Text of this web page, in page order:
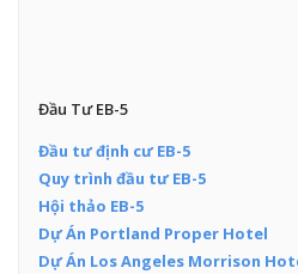
Đầu Tư EB-5
Đầu tư định cư EB-5
Quy trình đầu tư EB-5
Hội thảo EB-5
Dự Án Portland Proper Hotel
Dự Án Los Angeles Morrison